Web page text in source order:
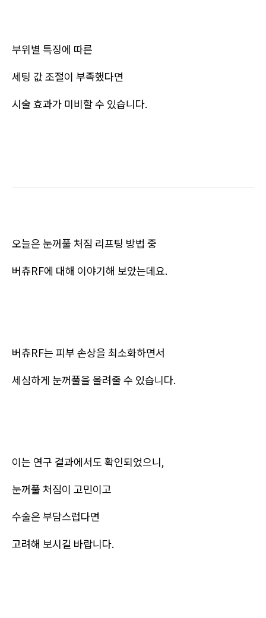
부위별 특징에 따른
세팅 값 조절이 부족했다면
시술 효과가 미비할 수 있습니다.
오늘은 눈꺼풀 처짐 리프팅 방법 중
버츄RF에 대해 이야기해 보았는데요.
버츄RF는 피부 손상을 최소화하면서
세심하게 눈꺼풀을 올려줄 수 있습니다.
이는 연구 결과에서도 확인되었으니,
눈꺼풀 처짐이 고민이고
수술은 부담스럽다면
고려해 보시길 바랍니다.